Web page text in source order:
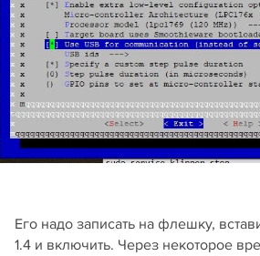
Его надо записать на флешку,
1.4 и включить. Через некоторое